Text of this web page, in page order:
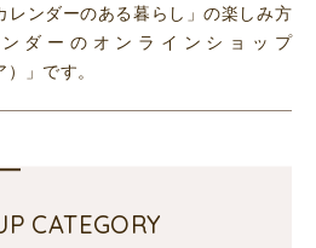
レンダーのある暮らし」の楽しみ方
ダーのオンラインショップ
」です。
CATEGORY